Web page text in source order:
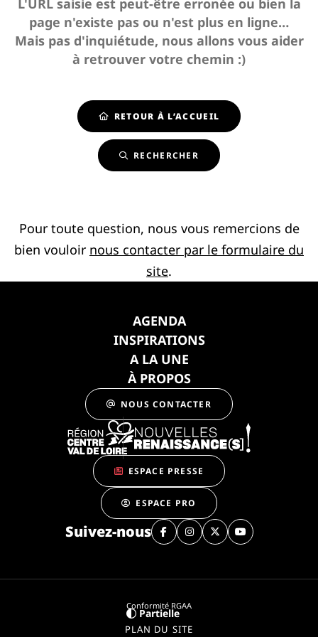
L'URL saisie est peut-être erronée ou bien la
page n'existe pas ou n'est plus en ligne…
Mais pas d'inquiétude, nous allons vous aider
à retrouver votre chemin :)
RETOUR À L’ACCUEIL
RECHERCHER
Pour toute question, nous vous remercions de
bien vouloir nous contacter par le formulaire du
site.
AGENDA
INSPIRATIONS
A LA UNE
À PROPOS
NOUS CONTACTER
ESPACE PRESSE
ESPACE PRO
Suivez-nous
Conformité RGAA
Partielle
PLAN DU SITE